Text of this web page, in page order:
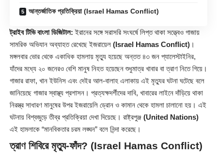
আন্তর্জাতিক প্রতিক্রিয়া (Israel Hamas Conflict)
ট্রাইব টিভি বাংলা ডিজিটাল: ইরানের সঙ্গে সরাসরি সংঘর্ষে লিপ্ত থাকা সত্ত্বেও গাজায়
সামরিক অভিযান অব্যাহত রেখেছে ইজরায়েল (Israel Hamas Conflict) ।
মঙ্গলবার ভোর থেকে একাধিক হামলায় মৃত্যু হয়েছে অন্তত ৪৩ জন প্যালেস্টাইনির,
যাঁদের মধ্যে ২০ জনেরও বেশি মানুষ নিহত হয়েছেন শুধুমাত্র খাবার বা ত্রাণ নিতে গিয়ে।
গাজার রাফা, খান ইউনিস এবং দেইর আল-বালাহ এলাকায় এই মৃত্যুর ঘটনা ঘটেছে বলে
জানিয়েছে গাজার স্বাস্থ্য প্রশাসন। প্রত্যক্ষদর্শীদের দাবি, খাবারের লাইনে দাঁড়িয়ে থাকা
নিরস্ত্র সাধারণ মানুষের উপর ইজরায়েলি ড্রোন ও কামান থেকে হামলা চালানো হয়। এই
ঘটনায় বিশ্বজুড়ে তীব্র প্রতিক্রিয়া দেখা দিয়েছে। রাষ্ট্রপুঞ্জ (United Nations)
এই হামলাকে “মানবিকতার চরম লঙ্ঘন” বলে নিন্দা করেছে।
ত্রাণ শিবিরে মৃত্যু-ফাঁদ? (Israel Hamas Conflict)